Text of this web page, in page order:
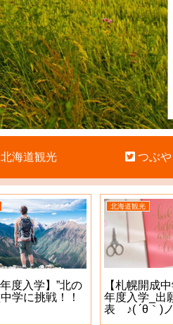
北海道観光 つぶや
年度入学】”北の
学に挑戦！！
北海道観光
【札幌開成
年度入学_出
表 ♪( ´θ｀)ノ